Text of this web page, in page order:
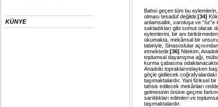
KÜNYE
Bahsi geçen tüm bu
olması tesadüf değildir.[34]
anlamsallık, varoluşa ve
sakladıkları gibi somut olarak
eylemlerini, bir anı
okumakta, mekânsal bir
tabiriyle, Sinasoslular
etmektedir.[36] Nitekim,
toplumsal dayanışma ağı,
kurma çabasına
Anadolu topraklarındayken
göçle gidilecek
taşımaktalardır. Yani fiziksel
tahsis edilecek mekânları
gelmesinin önüne geçme
sarıldıkları edimleri ve
taşımaktalardır.